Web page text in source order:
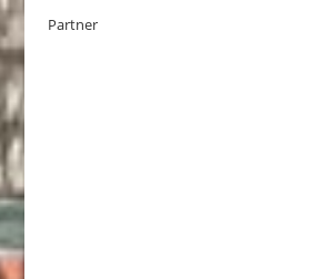
Partner